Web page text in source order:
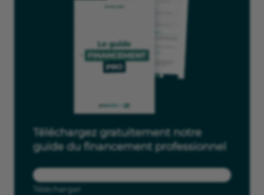
Téléchargez gratuitement notre
guide du financement professionnel
Télécharger